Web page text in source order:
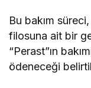
Bu bakım
filosuna ait bir
“Perast”ın
ödeneceği